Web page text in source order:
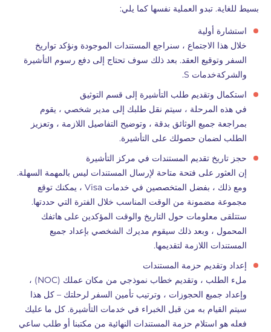
بسيط للغاية. تبدو العملية نفسها كما يلي:
استشارة أولية
خلال هذا الاجتماع ، سنراجع المستندات الموجودة ونؤكد تواريخ
السفر وتوقيع العقد. بعد ذلك سوف تحتاج إلى دفع رسوم التأشيرة
والشركةخدمات S.
استكمال وتقديم طلب التأشيرة إلى قسم التوثيق
في هذه المرحلة ، سيتم نقل طلبك إلى مدير شخصي ، يقوم
بمراجعة جميع الوثائق بدقة ، وتوضيح التفاصيل اللازمة ، وتعزيز
الطلب لضمان حصولك على التأشيرة.
حجز تاريخ تقديم المستندات في مركز التأشيرة
إن العثور على فتحة متاحة لإرسال المستندات ليس بالمهمة السهلة.
ومع ذلك ، بفضل المتخصصين في خدمات Visa ، يمكنك توقع
مجموعة مضمونة من الوقت المناسب خلال الفترة التي حددتها.
ستتلقى معلومات حول التاريخ والوقت المؤكدين على هاتفك
المحمول ، وبعد ذلك سيقوم مديرك الشخصي بإعداد جميع
المستندات اللازمة لتقديمها.
إعداد وتقديم حزمة المستندات
ملء الطلب ، وتقديم خطاب نموذجي من مكان عملك (NOC) ،
وإعداد جميع الحجوزات ، وترتيب تأمين السفر لرحلتك – كل هذا
سيتم القيام به من قبل الخبراء في خدمات التأشيرة. كل ما عليك
فعله هو استلام حزمة المستندات النهائية من مكتبنا أو طلب ساعي